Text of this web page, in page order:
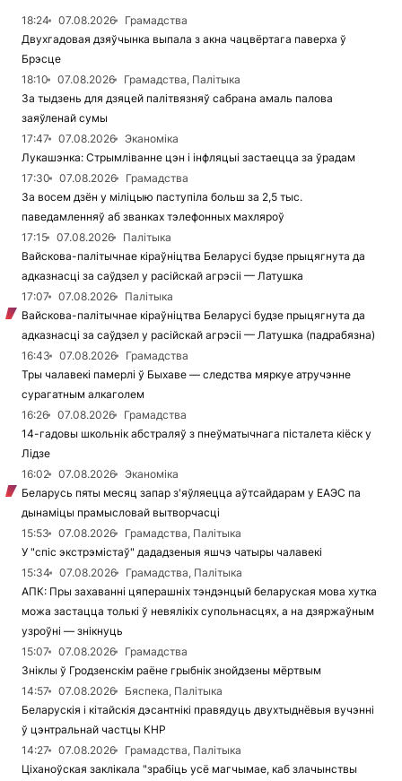
18:24 07.08.2026
Грамадства
Двухгадовая дзяўчынка выпала з акна чацвёртага паверха ў
Брэсце
18:10
07.08.2026
Грамадства, Палітыка
За тыдзень для дзяцей палітвязняў сабрана амаль палова
заяўленай сумы
17:47
07.08.2026
Эканоміка
Лукашэнка: Стрымліванне цэн і інфляцыі застаецца за ўрадам
17:30
07.08.2026
Грамадства
За восем дзён у міліцыю паступіла больш за 2,5 тыс.
паведамленняў аб званках тэлефонных махляроў
17:15
07.08.2026
Палітыка
Вайскова-палітычнае кіраўніцтва Беларусі будзе прыцягнута да
адказнасці за саўдзел у расійскай агрэсіі — Латушка
17:07
07.08.2026
Палітыка
Вайскова-палітычнае кіраўніцтва Беларусі будзе прыцягнута да
адказнасці за саўдзел у расійскай агрэсіі — Латушка (падрабязна)
16:43
07.08.2026
Грамадства
Тры чалавекі памерлі ў Быхаве — следства мяркуе атручэнне
сурагатным алкаголем
16:26
07.08.2026
Грамадства
14-гадовы школьнік абстраляў з пнеўматычнага пісталета кіёск у
Лідзе
16:02
07.08.2026
Эканоміка
Беларусь пяты месяц запар з'яўляецца аўтсайдарам у ЕАЭС па
дынаміцы прамысловай вытворчасці
15:53
07.08.2026
Грамадства, Палітыка
У "спіс экстрэмістаў" дададзеныя яшчэ чатыры чалавекі
15:34
07.08.2026
Грамадства, Палітыка
АПК: Пры захаванні цяперашніх тэндэнцый беларуская мова хутка
можа застацца толькі ў невялікіх супольнасцях, а на дзяржаўным
узроўні — знікнуць
15:07
07.08.2026
Грамадства
Зніклы ў Гродзенскім раёне грыбнік знойдзены мёртвым
14:57
07.08.2026
Бяспека, Палітыка
Беларускія і кітайскія дэсантнікі правядуць двухтыднёвыя вучэнні
ў цэнтральнай частцы КНР
14:27
07.08.2026
Грамадства, Палітыка
Ціханоўская заклікала "зрабіць усё магчымае, каб злачынствы